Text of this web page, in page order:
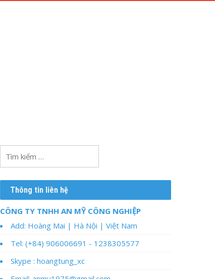
Tìm
Thông tin liên hệ
CÔNG TY TNHH AN MỸ CÔNG NGHIỆP
Add: Hoàng Mai | Hà Nội | Việt Nam
Tel: (+84) 906006691 - 1238305577
Skype : hoangtung_xc